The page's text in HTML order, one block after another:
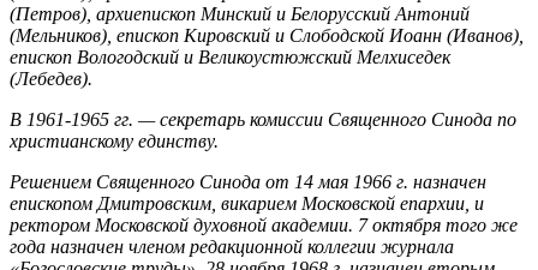
(Петров), архиепископ Минский и Белорусский Антоний
(Мельников), епископ Кировский и Слободской Иоанн (Иванов),
епископ Вологодский и Великоустюжский Мелхиседек
(Лебедев).
В 1961-1965 гг. — секретарь комиссии Священного Синода по
христианскому единству.
Решением Священного Синода от 14 мая 1966 г. назначен
епископом Дмитровским, викарием Московской епархии, и
ректором Московской духовной академии. 7 октября того же
года назначен членом редакционной коллегии журнала